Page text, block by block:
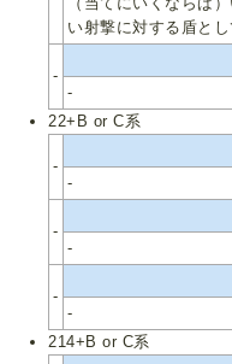
い射撃に対する盾と
-
-
22+B or C系
-
-
-
-
-
-
214+B or C系